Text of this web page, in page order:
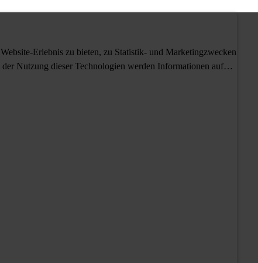
Erlebnis zu bieten, zu Statistik- und Marketingzwecken
Nutzung dieser Technologien werden Informationen auf